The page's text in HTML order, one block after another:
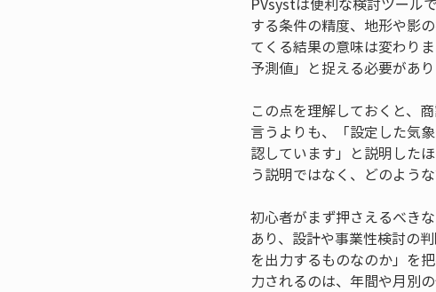
する条件の精度、地形や影
てくる結果の意味は変わり
予測値」と捉える必要があり
この点を理解しておくと、
言うよりも、「設定した気
認しています」と説明した
う説明ではなく、どのよう
初心者がまず押さえるべき
あり、設計や事業性検討の
を出力するものなのか」を
力されるのは、年間や月別